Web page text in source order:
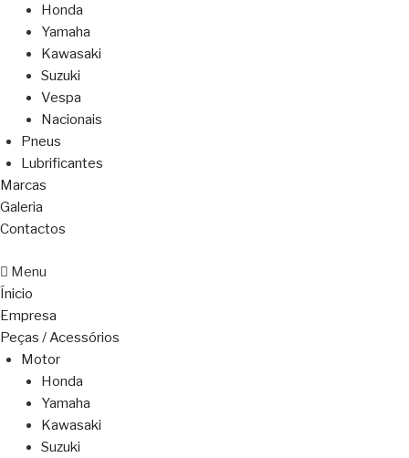
Honda
Yamaha
Kawasaki
Suzuki
Vespa
Nacionais
Pneus
Lubrificantes
Marcas
Galeria
Contactos
Menu
Ínicio
Empresa
Peças / Acessórios
Motor
Honda
Yamaha
Kawasaki
Suzuki